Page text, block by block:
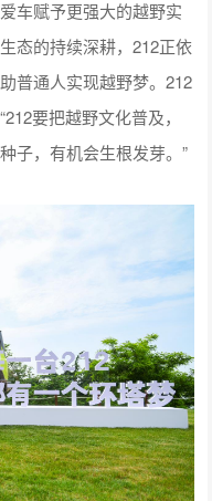
车赋予更强大的越野实
态的持续深耕，212正依
普通人实现越野梦。212
要把越野文化普及，
子，有机会生根发芽。”